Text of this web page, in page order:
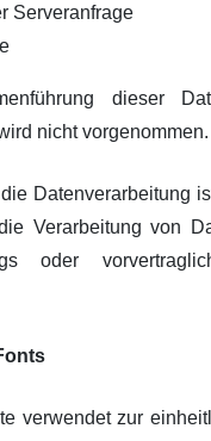
Serveranfrage
dieser
nicht vorgenommen.
Datenverarbeitung
Verarbeitung von
oder
verwendet zur